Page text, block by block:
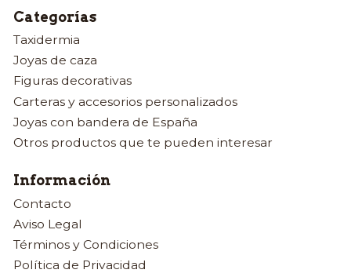
Categorías
Taxidermia
Joyas de caza
Figuras decorativas
Carteras y accesorios personalizados
Joyas con bandera de España
Otros productos que te pueden interesar
Información
Contacto
Aviso Legal
Términos y Condiciones
Política de Privacidad